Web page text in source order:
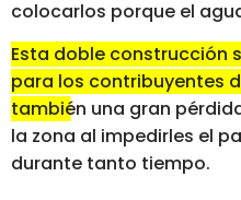
colocarlos porque el
Esta doble construcción
para los contribuyentes
también una gran
la zona al impedirles el
durante tanto tiempo.